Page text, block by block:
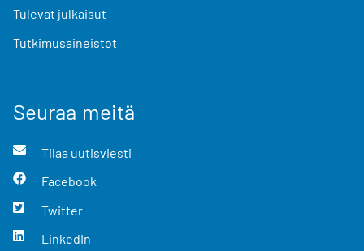
Tulevat julkaisut
Tutkimusaineistot
Seuraa meitä
Tilaa uutisviesti
Facebook
Twitter
LinkedIn